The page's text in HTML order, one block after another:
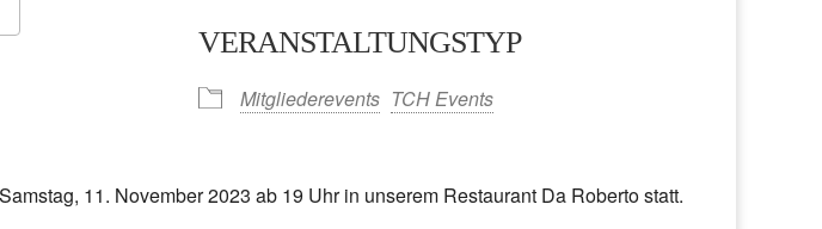
iCalendar
VERANSTALTUNGSTYP
Mitgliederevents TCH Events
11. November 2023 ab 19 Uhr in unserem Restaurant Da Roberto statt.